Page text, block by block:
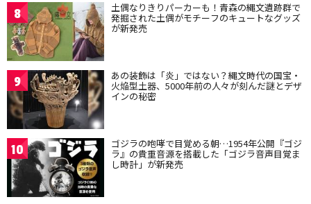
8 土偶なりきりパーカーも！青森の縄文遺跡群で
発掘された土偶がモチーフのキュートなグッズ
が新発売
9 あの装飾は「炎」ではない？縄文時代の国宝・
火焔型土器、5000年前の人々が刻んだ謎とデザ
インの秘密
10 ゴジラの咆哮で目覚める朝…1954年公開『ゴジ
ラ』の貴重音源を搭載した「ゴジラ音声目覚ま
し時計」が新発売